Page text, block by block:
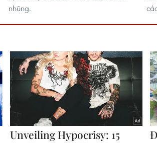
nhũng.